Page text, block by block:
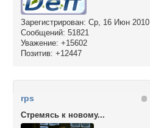
Зарегистрирован: Ср, 16 Июн 2010
Сообщений: 51821
Уважение: +15602
Позитив: +12447
rps
Стремясь к новому...